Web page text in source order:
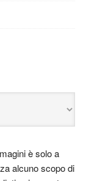
è solo a
alcuno scopo di